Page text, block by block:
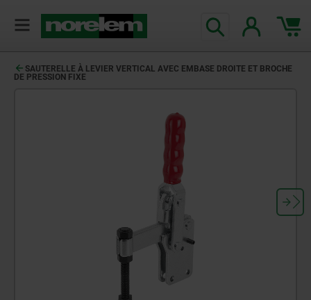
SAUTERELLE À LEVIER VERTICAL AVEC EMBASE DROITE ET BROCHE
DE PRESSION FIXE